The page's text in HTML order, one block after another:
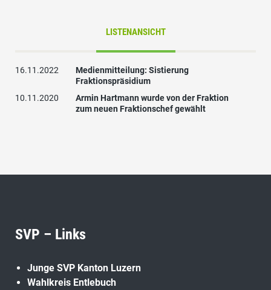
LISTENANSICHT
16.11.2022
Medienmitteilung: Sistierung
Fraktionspräsidium
10.11.2020
Armin Hartmann wurde von der Fraktion
zum neuen Fraktionschef gewählt
SVP – Links
Junge SVP Kanton Luzern
Wahlkreis Entlebuch